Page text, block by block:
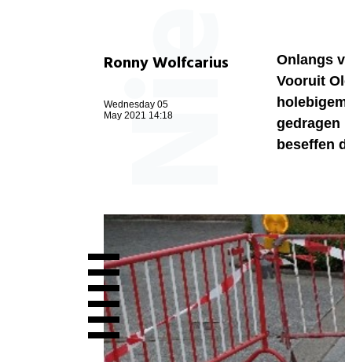
Ronny Wolfcarius
Wednesday 05
May 2021 14:18
Onlangs
Vooruit
gedragen
beseffen